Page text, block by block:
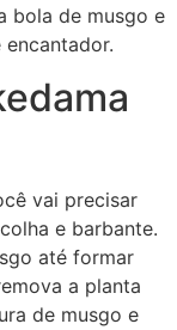
bola de musgo e
vai precisar
e barbante.
até formar
a planta
de musgo e